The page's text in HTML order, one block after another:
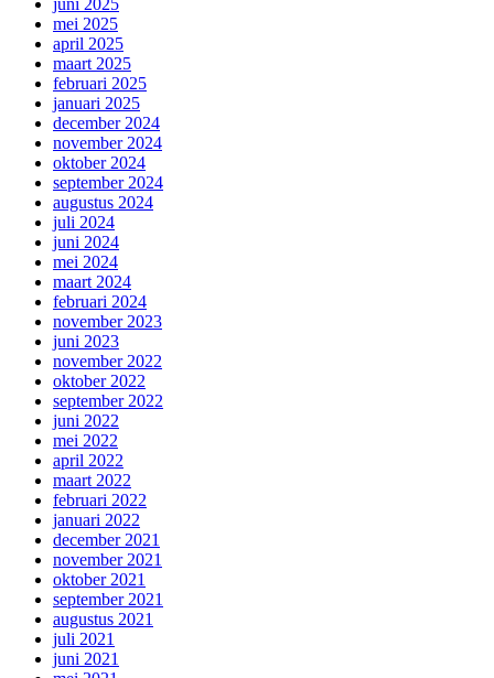
juni 2025
mei 2025
april 2025
maart 2025
februari 2025
januari 2025
december 2024
november 2024
oktober 2024
september 2024
augustus 2024
juli 2024
juni 2024
mei 2024
maart 2024
februari 2024
november 2023
juni 2023
november 2022
oktober 2022
september 2022
juni 2022
mei 2022
april 2022
maart 2022
februari 2022
januari 2022
december 2021
november 2021
oktober 2021
september 2021
augustus 2021
juli 2021
juni 2021